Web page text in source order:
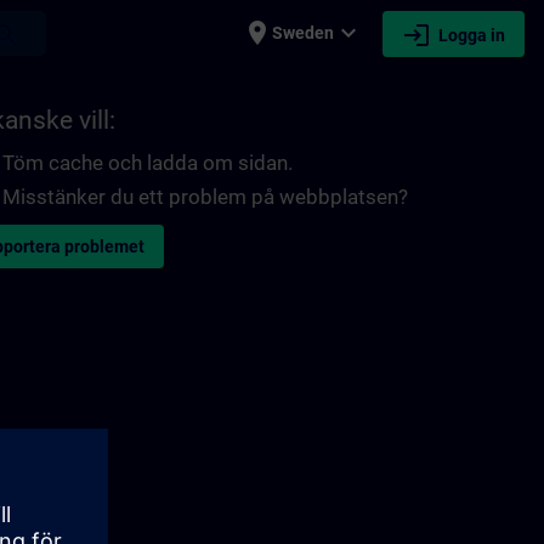
place Sweden expand_more login Logga in
vill:
Töm cache och ladda om sidan.
Misstänker du ett problem på webbplatsen?
problemet